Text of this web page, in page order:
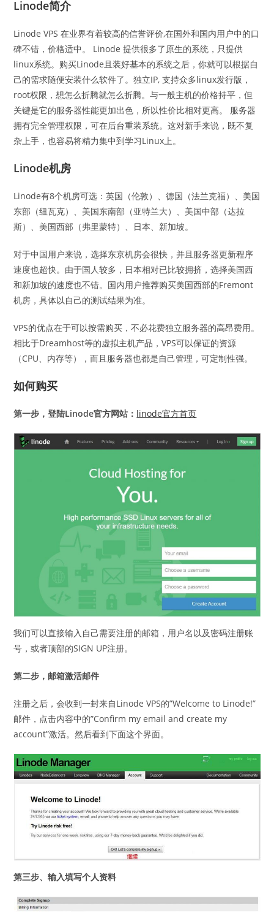
Linode简介
Linode VPS 在业界有着较高的信誉评价,在国外和国内用户中的口
碑不错，价格适中。 Linode 提供很多了原生的系统，只提供
linux系统。购买Linode且装好基本的系统之后，你就可以根据自
己的需求随便安装什么软件了。独立IP, 支持众多linux发行版，
root权限，想怎么折腾就怎么折腾。与一般主机的价格持平，但
关键是它的服务器性能更加出色，所以性价比相对更高。 服务器
拥有完全管理权限，可在后台重装系统。这对新手来说，既不复
杂上手，也容易将精力集中到学习Linux上。
Linode机房
Linode有8个机房可选：英国（伦敦）、德国（法兰克福）、美国
东部（纽瓦克）、美国东南部（亚特兰大）、美国中部（达拉
斯）、美国西部（弗里蒙特）、日本、新加坡。
对于中国用户来说，选择东京机房会很快，并且服务器更新程序
速度也超快。由于国人较多，日本相对已比较拥挤，选择美国西
和新加坡的速度也不错。国内用户推荐购买美国西部的Fremont
机房，具体以自己的测试结果为准。
VPS的优点在于可以按需购买，不必花费独立服务器的高昂费用。
相比于Dreamhost等的虚拟主机产品，VPS可以保证的资源
（CPU、内存等），而且服务器也都是自己管理，可定制性强。
如何购买
第一步，登陆Linode官方网站： linode官方首页
我们可以直接输入自己需要注册的邮箱，用户名以及密码注册账
号，或者顶部的SIGN UP注册。
第二步，邮箱激活邮件
注册之后，会收到一封来自Linode VPS的”Welcome to Linode!”
邮件，点击内容中的”Confirm my email and create my
account”激活。然后看到下面这个界面。
第三步、输入填写个人资料